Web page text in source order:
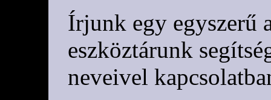
Írjunk egy egyszerű
eszköztárunk
neveivel